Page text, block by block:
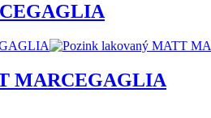
MARCEGAGLIA